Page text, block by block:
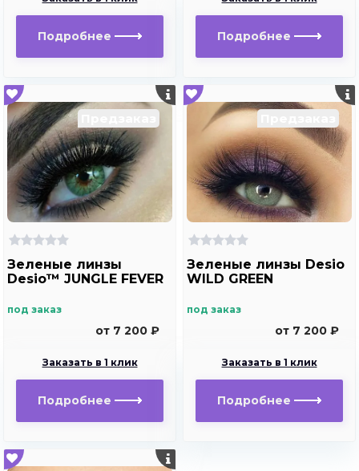
Подробнее Подробнее
Зеленые линзы
Desio™ JUNGLE FEVER
под заказ
от 7 200 ₽
Заказать в 1 клик
Подробнее
Зеленые линзы Desio
WILD GREEN
под заказ
от 7 200 ₽
Заказать в 1 клик
Подробнее